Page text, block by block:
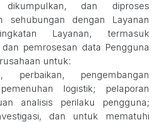
dikumpulkan, dan diproses
sehubungan dengan Layanan
Layanan, termasuk
pemrosesan data Pengguna
untuk:
perbaikan, pengembangan
logistik; pelaporan
analisis perilaku pengguna;
dan untuk mematuhi